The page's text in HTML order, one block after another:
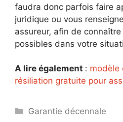
faudra donc parfois faire
juridique ou vous
assureur, afin de
possibles dans votre
A lire également : modèle
résiliation gratuite pour
Catégories
Garantie décennale